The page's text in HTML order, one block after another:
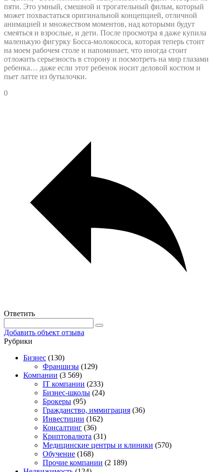
пяти. Это умный, смешной и трогательный фильм, который
может похвастаться оригинальной концепцией, отличной
анимацией и множеством моментов, над которыми будут
смеяться и взрослые, и дети. После просмотра я даже купила
маленькую фигурку Босса-молокососа, которая теперь стоит
на моем рабочем столе и напоминает, что иногда стоит
отложить серьезность в сторону и посмотреть на мир глазами
ребенка… даже если этот ребенок носит деловой костюм и
пьет латте из бутылочки.
0
Ответить
Добавить объект отзыва
Рубрики
Бизнес (130)
Франшизы (129)
Компании (3 569)
IT компании (233)
Бизнес-школы (24)
Брокеры (95)
Гражданство, иммиграция (36)
Инвестиции (162)
Консалтинг (36)
Криптовалюта (31)
Медицинские центры и клиники (570)
Обучение (168)
Прочие компании (2 189)